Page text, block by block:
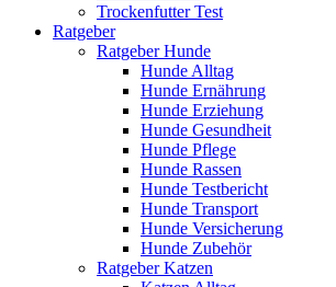
Trockenfutter Test
Ratgeber
Ratgeber Hunde
Hunde Alltag
Hunde Ernährung
Hunde Erziehung
Hunde Gesundheit
Hunde Pflege
Hunde Rassen
Hunde Testbericht
Hunde Transport
Hunde Versicherung
Hunde Zubehör
Ratgeber Katzen